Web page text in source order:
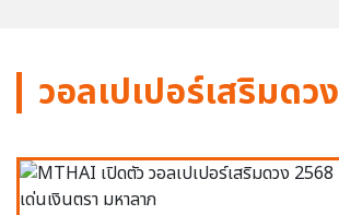
วอลเปเปอร์เสริมดวง